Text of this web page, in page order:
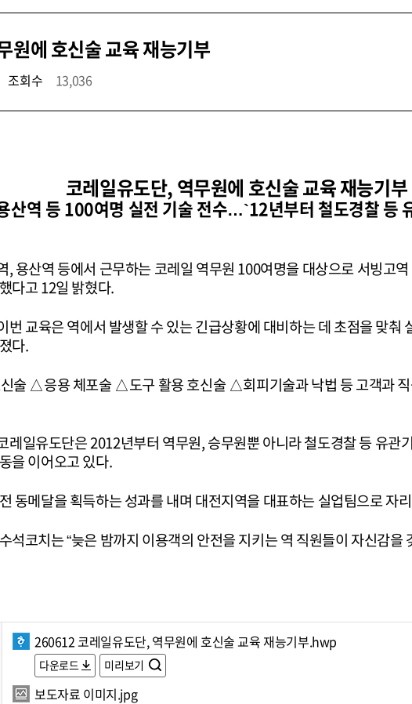
원에 호신술 교육 재능기부
조회수 13,036
코레일유도단, 역무원에 호신술 교육 재능기부
산역 등 100여명 실전 기술 전수…`12년부터 철도경찰 등
, 용산역 등에서 근무하는 코레일 역무원 100여명을 대상으로 서빙고
다고 12일 밝혔다.
번 교육은 역에서 발생할 수 있는 긴급상황에 대비하는 데 초점을 맞춰
다.
술 △응용 체포술 △도구 활용 호신술 △회피기술과 낙법 등 고객과 직
레일유도단은 2012년부터 역무원, 승무원뿐 아니라 철도경찰 등 유관
을 이어오고 있다.
동메달을 획득하는 성과를 내며 대전지역을 대표하는 실업팀으로 자
석코치는 “늦은 밤까지 이용객의 안전을 지키는 역 직원들이 자신감을
260612 코레일유도단, 역무원에 호신술 교육 재능기부.hwp
다운로드 미리보기
보도자료 이미지.jpg